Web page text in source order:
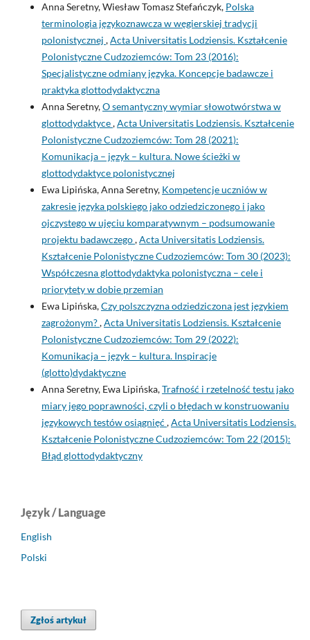
Anna Seretny, Wiesław Tomasz Stefańczyk, Polska
terminologia językoznawcza w węgierskiej tradycji
polonistycznej ,Acta Universitatis Lodziensis. Kształcenie
Polonistyczne Cudzoziemców: Tom 23 (2016):
Specjalistyczne odmiany języka. Koncepcje badawcze i
praktyka glottodydaktyczna
Anna Seretny,O semantyczny wymiar słowotwórstwa w
glottodydaktyce,Acta Universitatis Lodziensis. Kształcenie
Polonistyczne Cudzoziemców: Tom 28 (2021):
Komunikacja – język – kultura. Nowe ścieżki w
glottodydaktyce polonistycznej
Ewa Lipińska, Anna Seretny, Kompetencje uczniów w
zakresie języka polskiego jako odziedziczonego i jako
ojczystego w ujęciu komparatywnym – podsumowanie
projektu badawczego,Acta Universitatis Lodziensis.
Kształcenie Polonistyczne Cudzoziemców: Tom 30 (2023):
Współczesna glottodydaktyka polonistyczna – cele i
priorytety w dobie przemian
Ewa Lipińska,Czy polszczyzna odziedziczona jest językiem
zagrożonym?,Acta Universitatis Lodziensis. Kształcenie
Polonistyczne Cudzoziemców: Tom 29 (2022):
Komunikacja – język – kultura. Inspiracje
(glotto)dydaktyczne
Anna Seretny, Ewa Lipińska,Trafność i rzetelność testu jako
miary jego poprawności, czyli o błędach w konstruowaniu
językowych testów osiągnięć ,Acta Universitatis Lodziensis.
Kształcenie Polonistyczne Cudzoziemców: Tom 22 (2015):
Błąd glottodydaktyczny
Język / Language
English
Polski
Zgłoś artykuł